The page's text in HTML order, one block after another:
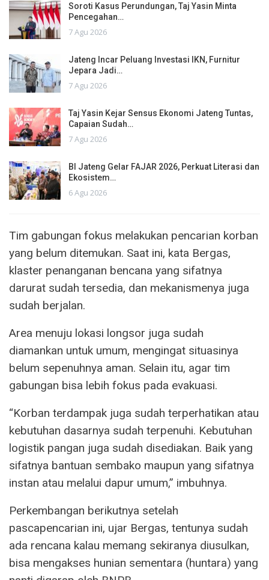
Soroti Kasus Perundungan, Taj Yasin Minta
Pencegahan…
7 Agu 2026
Jateng Incar Peluang Investasi IKN, Furnitur
Jepara Jadi…
7 Agu 2026
Taj Yasin Kejar Sensus Ekonomi Jateng Tuntas,
Capaian Sudah…
7 Agu 2026
BI Jateng Gelar FAJAR 2026, Perkuat Literasi dan
Ekosistem…
6 Agu 2026
Tim gabungan fokus melakukan pencarian korban
yang belum ditemukan. Saat ini, kata Bergas,
klaster penanganan bencana yang sifatnya
darurat sudah tersedia, dan mekanismenya juga
sudah berjalan.
Area menuju lokasi longsor juga sudah
diamankan untuk umum, mengingat situasinya
belum sepenuhnya aman. Selain itu, agar tim
gabungan bisa lebih fokus pada evakuasi.
“Korban terdampak juga sudah terperhatikan atau
kebutuhan dasarnya sudah terpenuhi. Kebutuhan
logistik pangan juga sudah disediakan. Baik yang
sifatnya bantuan sembako maupun yang sifatnya
instan atau melalui dapur umum,” imbuhnya.
Perkembangan berikutnya setelah
pascapencarian ini, ujar Bergas, tentunya sudah
ada rencana kalau memang sekiranya diusulkan,
bisa mengakses hunian sementara (huntara) yang